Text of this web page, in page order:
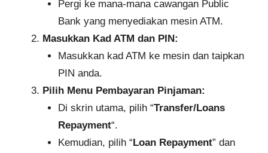
Pergi ke mana-mana cawangan Public
Bank yang menyediakan mesin ATM.
Masukkan Kad ATM dan PIN:
Masukkan kad ATM ke mesin dan taipkan
PIN anda.
Pilih Menu Pembayaran Pinjaman:
Di skrin utama, pilih “Transfer/Loans
Repayment“.
Kemudian, pilih “Loan Repayment” dan